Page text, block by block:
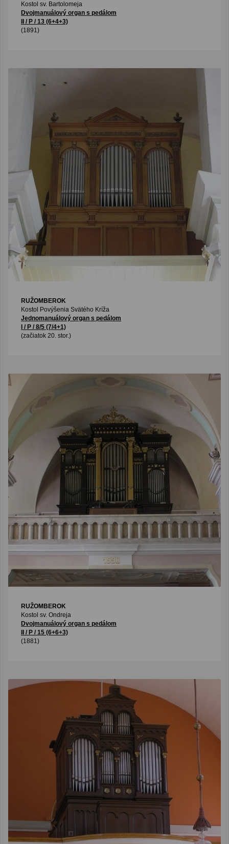
Kostol sv. Bartolomeja
Dvojmanuálový organ s pedálom
II / P / 13 (6+4+3)
(1891)
RUŽOMBEROK
Kostol Povýšenia Svätého Kríža
Jednomanuálový organ s pedálom
I / P / 8/5 (7/4+1)
(začiatok 20. stor.)
RUŽOMBEROK
Kostol sv. Ondreja
Dvojmanuálový organ s pedálom
II / P / 15 (6+6+3)
(1881)